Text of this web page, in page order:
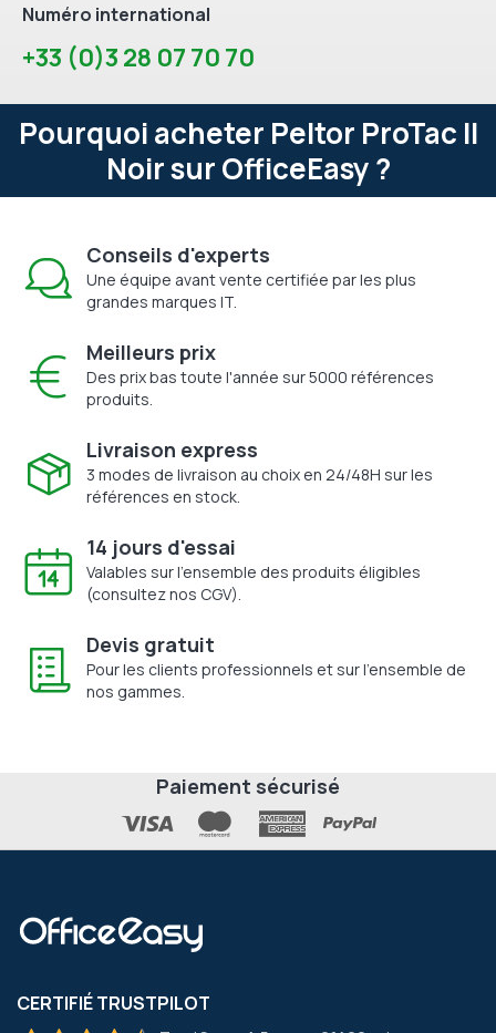
Numéro international
+33 (0)3 28 07 70 70
Pourquoi acheter Peltor ProTac II
Noir sur OfficeEasy ?
Conseils d'experts
Une équipe avant vente certifiée par les plus
grandes marques IT.
Meilleurs prix
Des prix bas toute l'année sur 5000 références
produits.
Livraison express
3 modes de livraison au choix en 24/48H sur les
références en stock.
14 jours d'essai
Valables sur l'ensemble des produits éligibles
(consultez nos CGV).
Devis gratuit
Pour les clients professionnels et sur l'ensemble de
nos gammes.
Paiement sécurisé
CERTIFIÉ TRUSTPILOT